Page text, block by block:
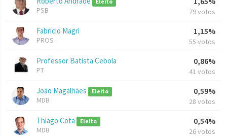
Eleito
PSB 79 votos
Fabricio Magri
PROS
1,15%
55 votos
Professor Batista Cebola
PT
0,86%
41 votos
João Magalhães Eleito
MDB
0,59%
28 votos
Thiago Cota Eleito
MDB
0,54%
26 votos